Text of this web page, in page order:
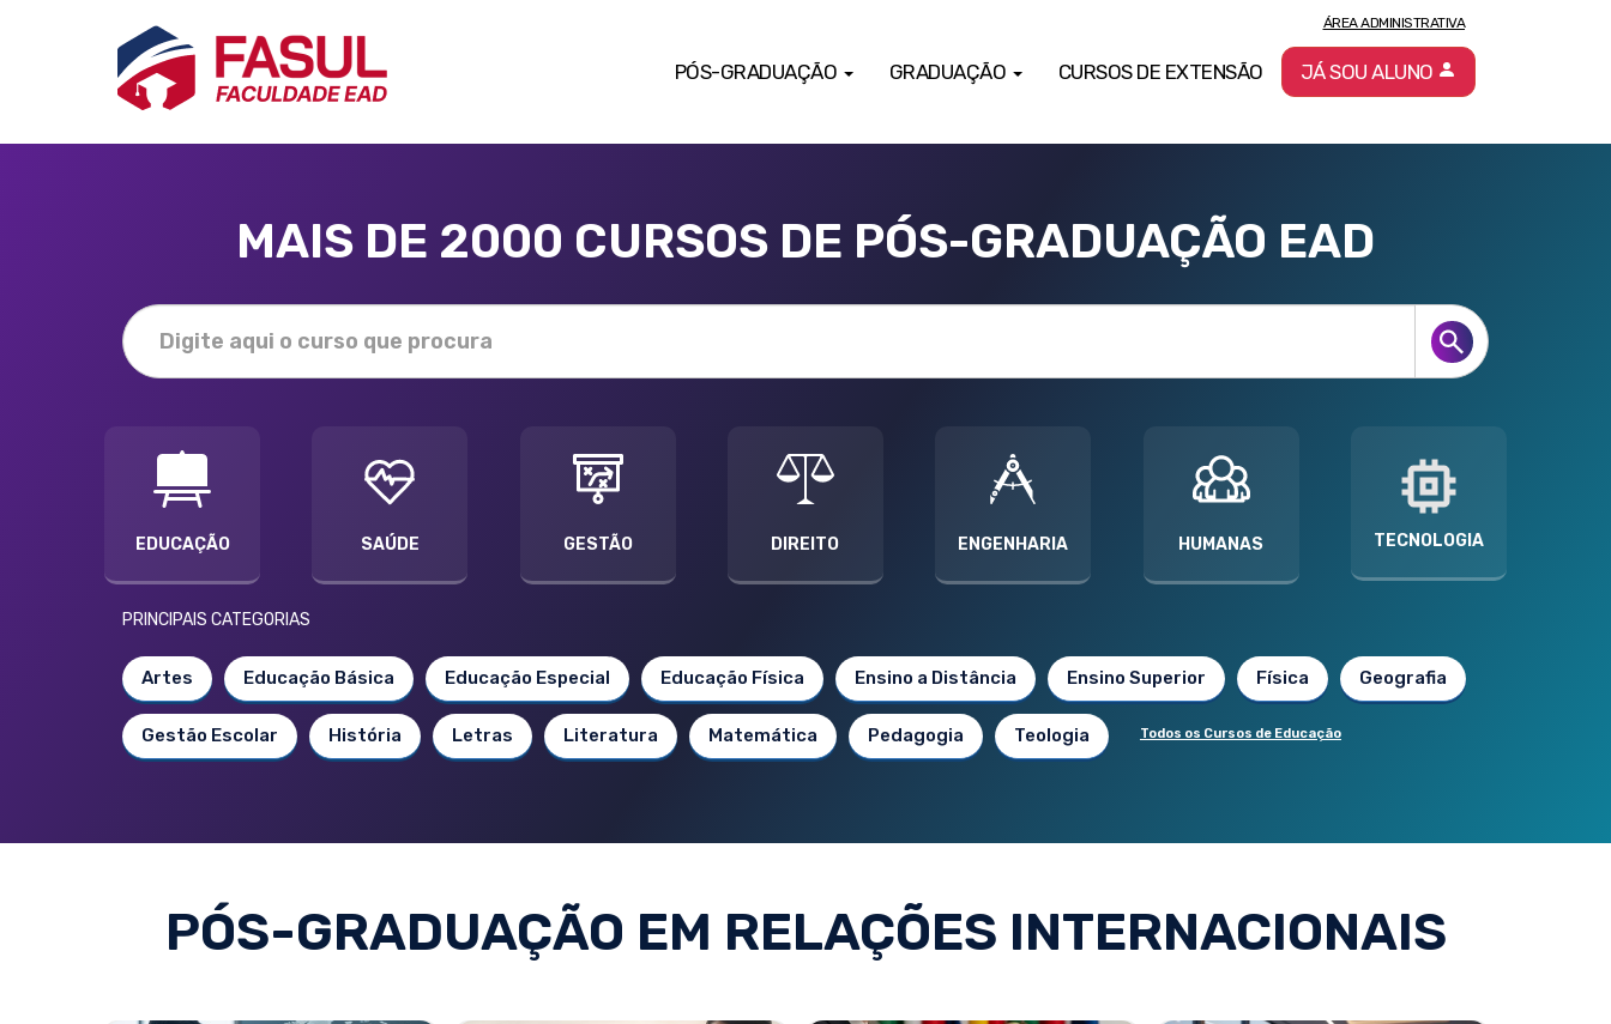
PÓS-GRADUAÇÃO GRADUAÇÃO CURSOS DE EXTENSÃO
ÁREA ADMINISTRATIVA
JÁ SOU ALUNO
MAIS DE 2000 CURSOS DE PÓS-GRADUAÇÃO EAD
EDUCAÇÃO SAÚDE GESTÃO DIREITO ENGENHARIA HUMANAS TECNOLOGIA
PRINCIPAIS CATEGORIAS
Artes Educação Básica Educação Especial Educação Física Ensino a Distância Ensino Superior Física Geografia
Gestão Escolar História Letras Literatura Matemática Pedagogia Teologia Todos os Cursos de Educação
PÓS-GRADUAÇÃO EM RELAÇÕES INTERNACIONAIS